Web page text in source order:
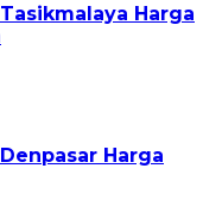
Harga
Harga